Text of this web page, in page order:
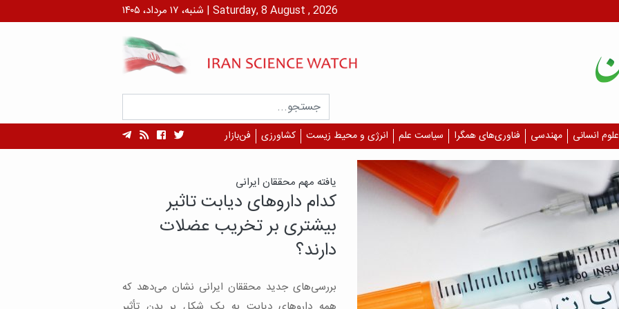
شنبه، ۱۷ مرداد، ۱۴۰۵ | Saturday, 8 August , 2026
علوم انسانی مهندسی فناوری‌های همگرا سیاست علم انرژی و محیط زیست کشاورزی فن‌بازار
نادر انقطاع، دانشمند برجسته
ایرانی در جمع «اسطوره‌های
الکترومغناطیس» جهان قرار
گرفت
نادر انقطاع، دانشمند ایرانی و استاد دانشگاه